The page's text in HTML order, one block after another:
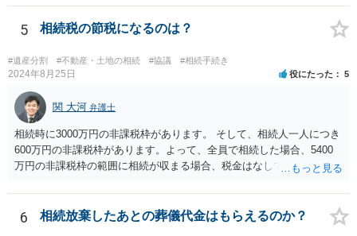
放棄するかどうか決めることができます。 銀行やサラ金が数年も放置
することはありませんので、数年後に借金が発見される可能性はほぼ
ありません。 なお、私が扱った相続放棄を検討していた案件で、期間
伸長して調査したところ、サラ金に対する過払金など相当な財産が見
つかったため相続したという事例がありました。
5 相続税の節税になるのは？
#遺産分割 #不動産・土地の相続 #協議 #相続手続き
2024年8月25日 役にたった 5
関 大河 弁護士
相続時に3000万円の非課税枠があります。 そして、相続人一人につき
600万円の非課税枠があります。よって、全員で相続した場合、5400
万円の非課税枠の範囲に相続が収まる場合、税金はなしです。 一人が
範囲となります。 一般的には、全員で相続する方が税金はお得です。
また、全員で相続しても、話し合いの結果、親がすべて相続と決める
こともできます。この場合でも相続の非課税枠は、全員で相続した540
6 相続放棄したあとの葬儀代金はもらえるのか？